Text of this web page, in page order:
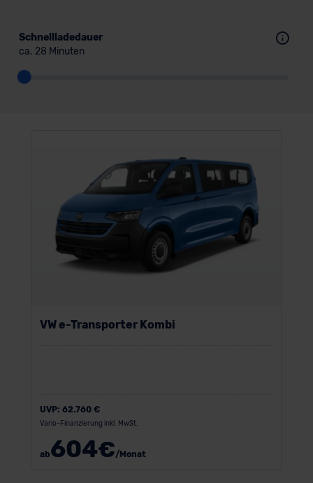
Schnellladedauer
ca. 28 Minuten
VW e-Transporter Kombi
UVP: 62.760 €
Vario-Finanzierung inkl. MwSt.
ab604€/Monat